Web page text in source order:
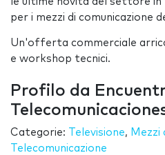
per i mezzi di comunicazione
Un'offerta commerciale
e workshop tecnici.
Profilo da
Categorie: Televisione, Mezzi
Telecomunicazione